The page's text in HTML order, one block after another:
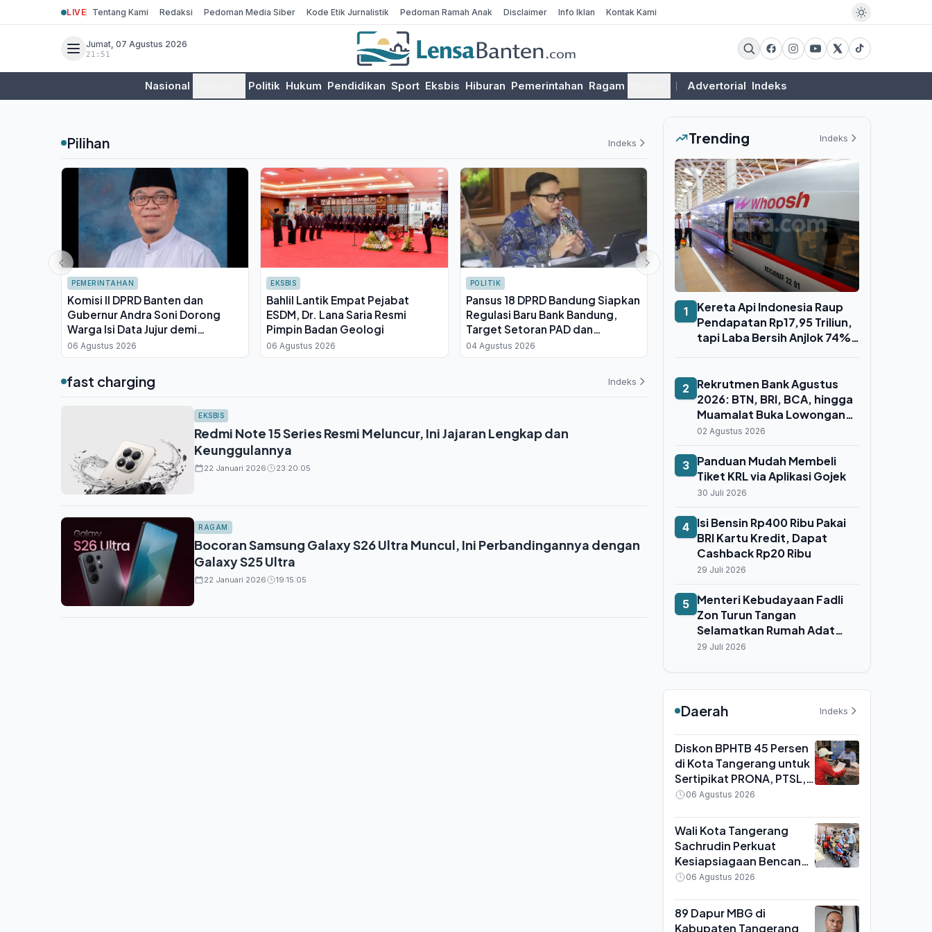
LIVE Tentang Kami Redaksi Pedoman Media Siber Kode Etik Jurnalistik Pedoman Ramah Anak Disclaimer Info Iklan Kontak Kami
Jumat, 07 Agustus 2026
21:51
Nasional Politik Hukum Pendidikan Sport Eksbis Hiburan Pemerintahan Ragam Advertorial Indeks
Pilihan Indeks
PEMERINTAHAN
Komisi II DPRD Banten dan
Gubernur Andra Soni Dorong
Warga Isi Data Jujur demi
Sukseskan Sensus Ekonomi 2026
06 Agustus 2026
EKSBIS
Bahlil Lantik Empat Pejabat
ESDM, Dr. Lana Saria Resmi
Pimpin Badan Geologi
06 Agustus 2026
POLITIK
Pansus 18 DPRD Bandung Siapkan
Regulasi Baru Bank Bandung,
Target Setoran PAD dan
Pembiayaan UMKM
04 Agustus 2026
EKSBIS
Danantara Targetkan BUMN
Masuk Fortune 500 dalam 5
Tahun, Ini Peta Jalan yang
Disiapkan
04 Agustus 2026
fast charging Indeks
EKSBIS
Redmi Note 15 Series Resmi Meluncur, Ini Jajaran Lengkap dan
Keunggulannya
22 Januari 2026 23:20:05
RAGAM
Bocoran Samsung Galaxy S26 Ultra Muncul, Ini Perbandingannya dengan
Galaxy S25 Ultra
22 Januari 2026 19:15:05
Trending Indeks
1
Kereta Api Indonesia Raup
Pendapatan Rp17,95 Triliun,
tapi Laba Bersih Anjlok 74%
2
Rekrutmen Bank Agustus
2026: BTN, BRI, BCA, hingga
Muamalat Buka Lowongan
untuk Fresh Graduate dan
02 Agustus 2026
3 Panduan Mudah Membeli
Tiket KRL via Aplikasi Gojek
30 Juli 2026
4 Isi Bensin Rp400 Ribu Pakai
BRI Kartu Kredit, Dapat
Cashback Rp20 Ribu
29 Juli 2026
5 Menteri Kebudayaan Fadli
Zon Turun Tangan
Selamatkan Rumah Adat
Hiliamaetaniha dari
29 Juli 2026
Daerah Indeks
Diskon BPHTB 45 Persen
di Kota Tangerang untuk
Sertipikat PRONA, PTSL,
dan PTKL, Berlaku Hingga
06 Agustus 2026
Wali Kota Tangerang
Sachrudin Perkuat
Kesiapsiagaan Bencana,
BPBD Terima 16 Unit
APAR
06 Agustus 2026
89 Dapur MBG di
Kabupaten Tangerang